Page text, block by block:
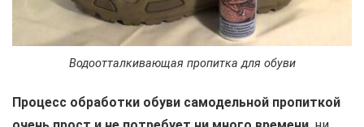
Водоотталкивающая пропитка для обуви
Процесс обработки обуви самодельной пропиткой